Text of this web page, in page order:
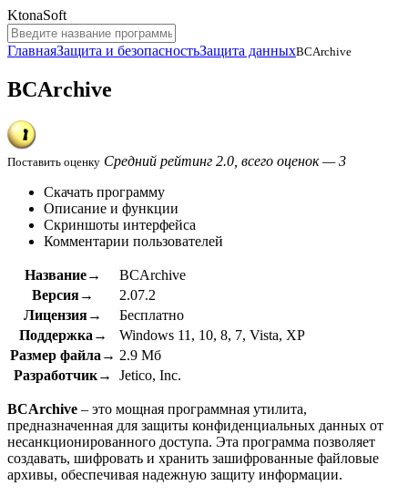
KtonaSoft
ГлавнаяЗащита и безопасностьЗащита данныхBCArchive
BCArchive
Поставить оценку Средний рейтинг 2.0, всего оценок — 3
Скачать программу
Описание и функции
Скриншоты интерфейса
Комментарии пользователей
Название→
BCArchive
Версия→
2.07.2
Лицензия→
Бесплатно
Поддержка→
Windows 11, 10, 8, 7, Vista, XP
Размер файла→ 2.9 Мб
Разработчик→
Jetico, Inc.
BCArchive – это мощная программная утилита,
предназначенная для защиты конфиденциальных данных от
несанкционированного доступа. Эта программа позволяет
создавать, шифровать и хранить зашифрованные файловые
архивы, обеспечивая надежную защиту информации.